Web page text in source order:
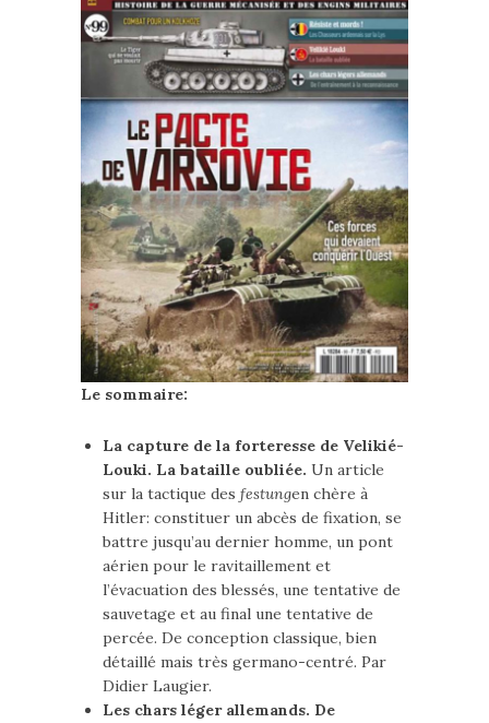
Le sommaire:
La capture de la forteresse de Velikié-
Louki. La bataille oubliée. Un article
sur la tactique des festungen chère à
Hitler: constituer un abcès de fixation, se
battre jusqu’au dernier homme, un pont
aérien pour le ravitaillement et
l’évacuation des blessés, une tentative de
sauvetage et au final une tentative de
percée. De conception classique, bien
détaillé mais très germano-centré. Par
Didier Laugier.
Les chars léger allemands. De